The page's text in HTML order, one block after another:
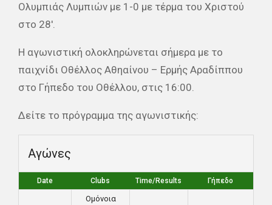
Ολυμπιάς Λυμπιών με 1-0 με τέρμα του Χριστού
στο 28′.
Η αγωνιστική ολοκληρώνεται σήμερα με το
παιχνίδι Οθέλλος Αθηαίνου – Ερμής Αραδίππου
στο Γήπεδο του Οθέλλου, στις 16:00.
Δείτε το πρόγραμμα της αγωνιστικής:
Αγώνες
Date Clubs Time/Results Γήπεδο
Ομόνοια